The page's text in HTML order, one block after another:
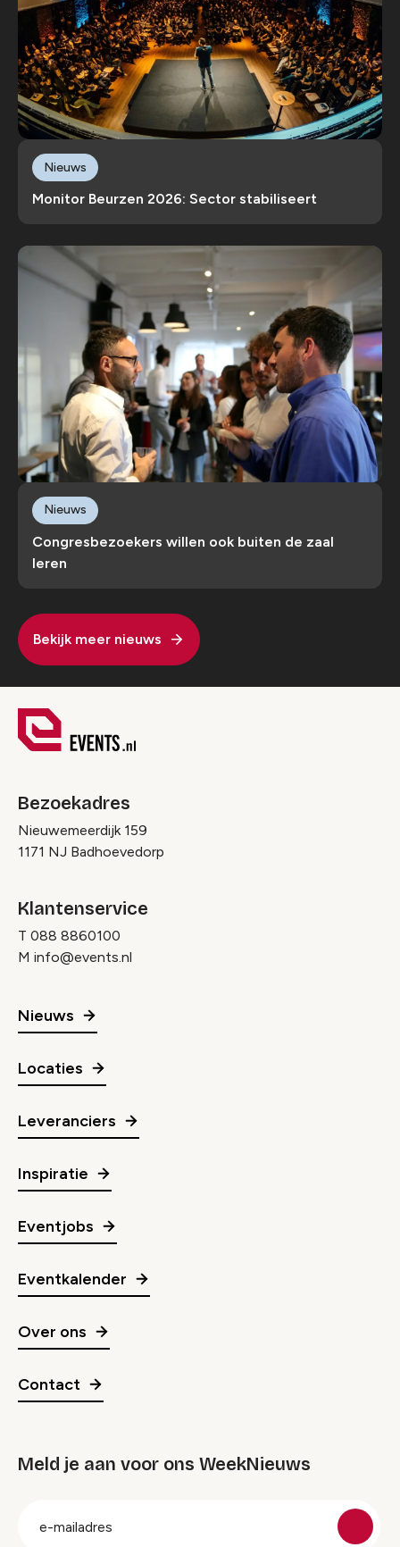
Monitor Beurzen 2026: Sector stabiliseert
Nieuws
Congresbezoekers willen ook buiten de zaal
leren
Nieuws
Bekijk meer nieuws
Bezoekadres
Nieuwemeerdijk 159
1171 NJ Badhoevedorp
Klantenservice
T 088 8860100
M info@events.nl
Nieuws
Locaties
Leveranciers
Inspiratie
Eventjobs
Eventkalender
Over ons
Contact
Meld je aan voor ons WeekNieuws